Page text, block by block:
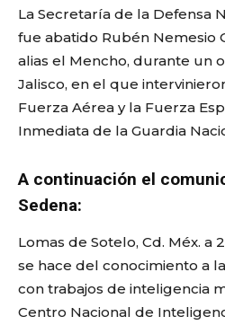
La Secretaría de la Defensa
fue abatido Rubén Nemesio
alias el Mencho, durante un
Jalisco, en el que
Fuerza Aérea y la Fuerza
Inmediata de la Guardia
A continuación el
Sedena:
Lomas de Sotelo, Cd. Méx. a
se hace del conocimiento a
con trabajos de inteligencia
Centro Nacional de